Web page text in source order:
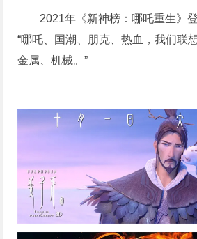
2021年《新神榜：哪吒重生》
“哪吒、国潮、朋克、热血，我们联
金属、机械。”